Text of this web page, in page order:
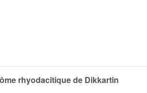
rhyodacitique de Dikkartin